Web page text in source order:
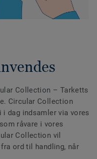
Collection – Tarketts
Circular Collection
dag indsamler via vores
råvare i vores
Collection vil
ord til handling, når